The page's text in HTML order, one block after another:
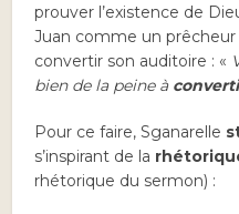
prouver l’existence de
Juan comme un
convertir son auditoire : «
bien de la peine à
Pour ce faire, Sganarelle
s’inspirant de la
rhétorique du sermon) :